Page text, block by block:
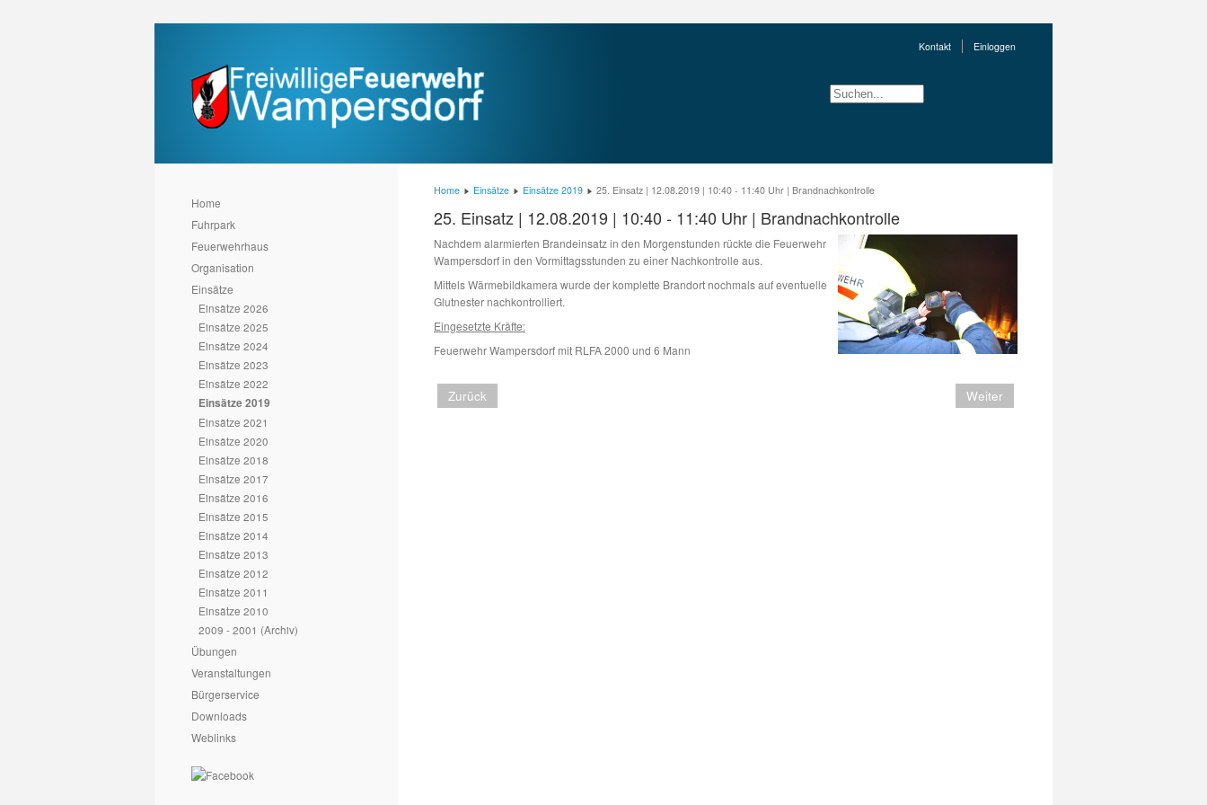
Kontakt Einloggen
Home
Fuhrpark
Feuerwehrhaus
Organisation
Einsätze
Einsätze 2026
Einsätze 2025
Einsätze 2024
Einsätze 2023
Einsätze 2022
Einsätze 2019
Einsätze 2021
Einsätze 2020
Einsätze 2018
Einsätze 2017
Einsätze 2016
Einsätze 2015
Einsätze 2014
Einsätze 2013
Einsätze 2012
Einsätze 2011
Einsätze 2010
2009 - 2001 (Archiv)
Übungen
Veranstaltungen
Bürgerservice
Downloads
Weblinks
Home Einsätze Einsätze 2019 25. Einsatz | 12.08.2019 | 10:40 - 11:40 Uhr | Brandnachkontrolle
25. Einsatz | 12.08.2019 | 10:40 - 11:40 Uhr | Brandnachkontrolle
Nachdem alarmierten Brandeinsatz in den Morgenstunden rückte die Feuerwehr
Wampersdorf in den Vormittagsstunden zu einer Nachkontrolle aus.
Mittels Wärmebildkamera wurde der komplette Brandort nochmals auf eventuelle
Glutnester nachkontrolliert.
Eingesetzte Kräfte:
Feuerwehr Wampersdorf mit RLFA 2000 und 6 Mann
Zurück Weiter